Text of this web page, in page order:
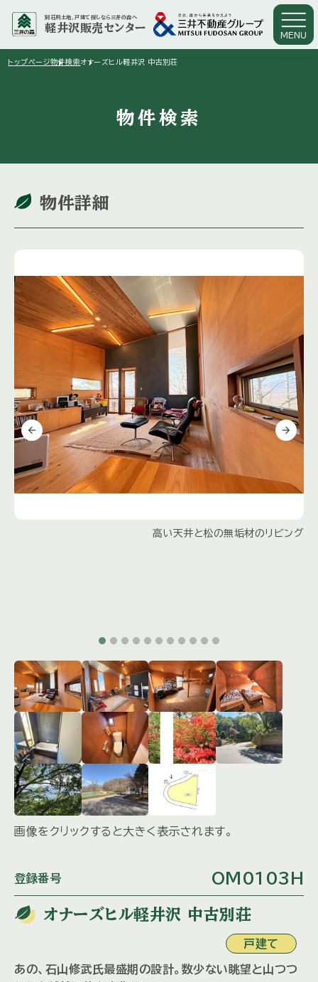
別荘用土地、戸建て探しなら三井の森へ
軽井沢販売センター
MENU
トップページ arrow_right
物件検索 arrow_right
オナーズヒル軽井沢 中古別荘
物件検索
物件詳細
高い天井と松の無垢材のリビング
画像をクリックすると大きく表示されます。
登録番号 OM0103H
オナーズヒル軽井沢 中古別荘
戸建て
あの、石山修武氏最盛期の設計。数少ない眺望と山つつ